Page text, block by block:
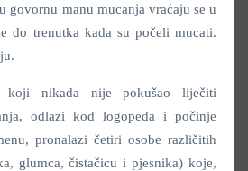
govornu manu mucanja vraćaju se u
do trenutka kada su počeli mucati.
koji nikada nije pokušao liječiti
odlazi kod logopeda i počinje
pronalazi četiri osobe različitih
glumca, čistačicu i pjesnika) koje,